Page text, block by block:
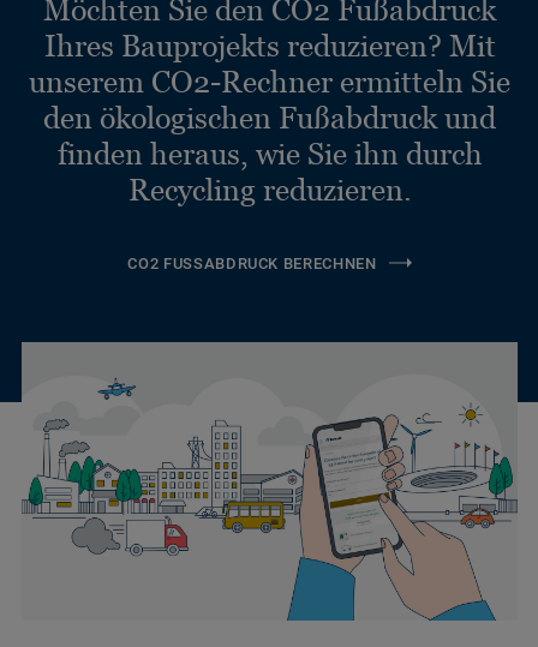
Möchten Sie den CO2 Fußabdruck
Ihres Bauprojekts reduzieren? Mit
unserem CO2-Rechner ermitteln Sie
den ökologischen Fußabdruck und
finden heraus, wie Sie ihn durch
Recycling reduzieren.
CO2 FUSSABDRUCK BERECHNEN